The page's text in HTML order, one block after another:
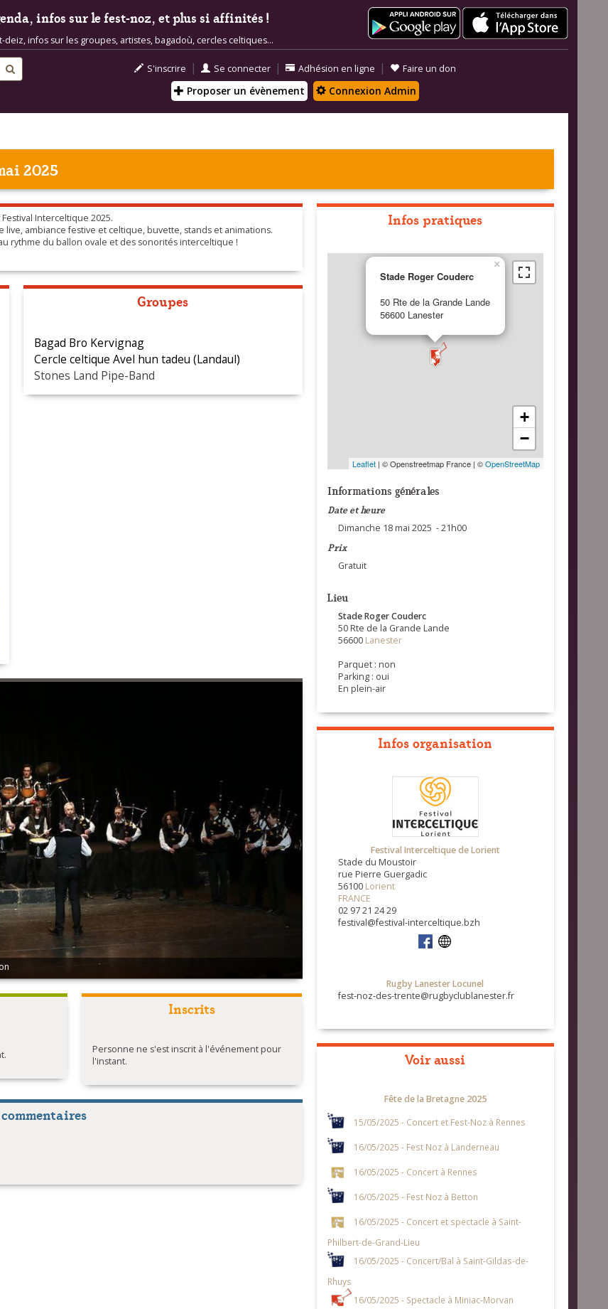
infos sur le fest-noz, et plus si affinités !
infos sur les groupes, artistes, bagadoù, cercles celtiques...
S'inscrire | Se connecter | Adhésion en ligne | Faire un don
Proposer un évènement Connexion Admin
2025
Interceltique 2025.
live, ambiance festive et celtique, buvette, stands et animations.
rythme du ballon ovale et des sonorités interceltique !
Groupes
Bagad Bro Kervignag
Cercle celtique Avel hun tadeu (Landaul)
Stones Land Pipe-Band
Inscrits
Personne ne s'est inscrit à l'événement pour
l'instant.
Infos pratiques
Stade Roger Couderc
50 Rte de la Grande Lande
56600 Lanester
×
+
−
Leaflet| © Openstreetmap France | ©OpenStreetMap
Informations générales
Date et heure
Dimanche 18 mai 2025 - 21h00
Prix
Gratuit
Lieu
Stade Roger Couderc
50 Rte de la Grande Lande
56600 Lanester
Parquet : non
Parking : oui
En plein-air
Infos organisation
Festival Interceltique de Lorient
Stade du Moustoir
rue Pierre Guergadic
56100 Lorient
FRANCE
02 97 21 24 29
festival@festival-interceltique.bzh
Rugby Lanester Locunel
fest-noz-des-trente@rugbyclublanester.fr
Voir aussi
Fête de la Bretagne 2025
15/05/2025 - Concert et Fest-Noz à Rennes
16/05/2025 - Fest Noz à Landerneau
16/05/2025 - Concert à Rennes
16/05/2025 - Fest Noz à Betton
16/05/2025 - Concert et spectacle à Saint-
Philbert-de-Grand-Lieu
16/05/2025 - Concert/Bal à Saint-Gildas-de-
Rhuys
16/05/2025 - Spectacle à Miniac-Morvan